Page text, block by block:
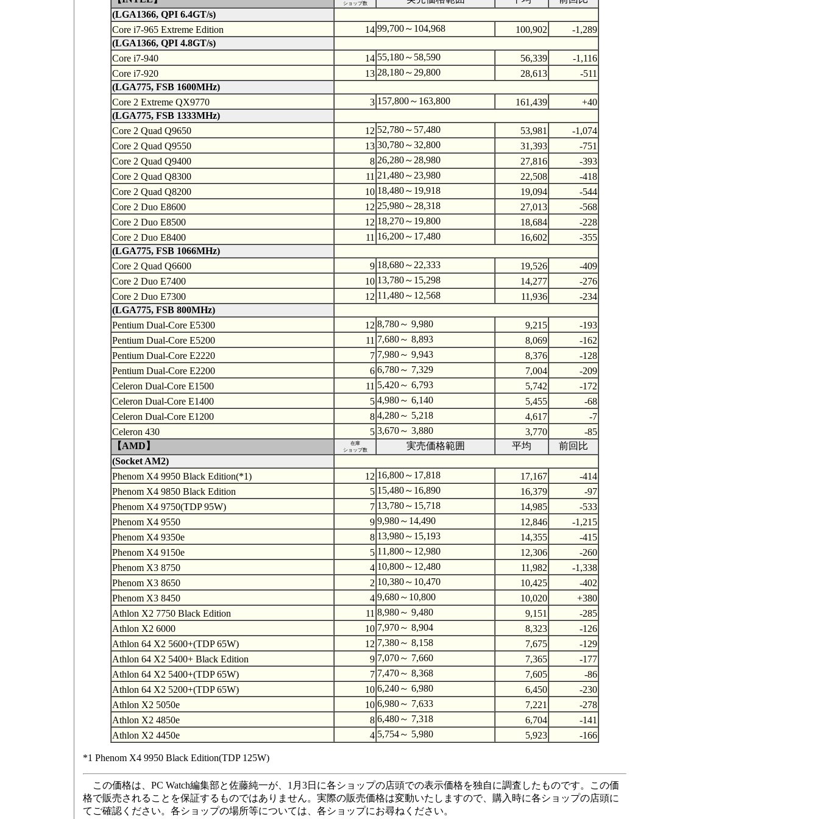
ショップ数
(LGA1366, QPI 6.4GT/s)
Core i7-965 Extreme Edition
14 99,700～104,968 100,902
-1,289
(LGA1366, QPI 4.8GT/s)
Core i7-940
14 55,180～58,590 56,339
-1,116
Core i7-920
13 28,180～29,800 28,613
-511
(LGA775, FSB 1600MHz)
Core 2 Extreme QX9770
3 157,800～163,800 161,439
+40
(LGA775, FSB 1333MHz)
Core 2 Quad Q9650
12 52,780～57,480 53,981
-1,074
Core 2 Quad Q9550
13 30,780～32,800 31,393
-751
Core 2 Quad Q9400
8 26,280～28,980 27,816
-393
Core 2 Quad Q8300
11 21,480～23,980 22,508
-418
Core 2 Quad Q8200
10 18,480～19,918 19,094
-544
Core 2 Duo E8600
12 25,980～28,318 27,013
-568
Core 2 Duo E8500
12 18,270～19,800 18,684
-228
Core 2 Duo E8400
11 16,200～17,480 16,602
-355
(LGA775, FSB 1066MHz)
Core 2 Quad Q6600
9 18,680～22,333 19,526
-409
Core 2 Duo E7400
10 13,780～15,298 14,277
-276
Core 2 Duo E7300
12 11,480～12,568 11,936
-234
(LGA775, FSB 800MHz)
Pentium Dual-Core E5300
12 8,780～ 9,980 9,215
-193
Pentium Dual-Core E5200
11 7,680～ 8,893 8,069
-162
Pentium Dual-Core E2220
7 7,980～ 9,943 8,376
-128
Pentium Dual-Core E2200
6 6,780～ 7,329 7,004
-209
Celeron Dual-Core E1500
11 5,420～ 6,793 5,742
-172
Celeron Dual-Core E1400
5 4,980～ 6,140 5,455
-68
Celeron Dual-Core E1200
8 4,280～ 5,218 4,617
-7
Celeron 430
5 3,670～ 3,880 3,770
-85
【AMD】
在庫
ショップ数
実売価格範囲 平均
前回比
(Socket AM2)
Phenom X4 9950 Black Edition(*1)
12 16,800～17,818 17,167
-414
Phenom X4 9850 Black Edition
5 15,480～16,890 16,379
-97
Phenom X4 9750(TDP 95W)
7 13,780～15,718 14,985
-533
Phenom X4 9550
9 9,980～14,490 12,846
-1,215
Phenom X4 9350e
8 13,980～15,193 14,355
-415
Phenom X4 9150e
5 11,800～12,980 12,306
-260
Phenom X3 8750
4 10,800～12,480 11,982
-1,338
Phenom X3 8650
2 10,380～10,470 10,425
-402
Phenom X3 8450
4 9,680～10,800 10,020
+380
Athlon X2 7750 Black Edition
11 8,980～ 9,480 9,151
-285
Athlon X2 6000
10 7,970～ 8,904 8,323
-126
Athlon 64 X2 5600+(TDP 65W)
12 7,380～ 8,158 7,675
-129
Athlon 64 X2 5400+ Black Edition
9 7,070～ 7,660 7,365
-177
Athlon 64 X2 5400+(TDP 65W)
7 7,470～ 8,368 7,605
-86
Athlon 64 X2 5200+(TDP 65W)
10 6,240～ 6,980 6,450
-230
Athlon X2 5050e
10 6,980～ 7,633 7,221
-278
Athlon X2 4850e
8 6,480～ 7,318 6,704
-141
Athlon X2 4450e
4 5,754～ 5,980 5,923 -166
*1 Phenom X4 9950 Black Edition(TDP 125W)
この価格は、PC Watch編集部と佐藤純一が、1月3日に各ショップの店頭での表示価格を独自に調査したものです。この価
格で販売されることを保証するものではありません。実際の販売価格は変動いたしますので、購入時に各ショップの店頭に
てご確認ください。各ショップの場所等については、各ショップにお尋ねください。